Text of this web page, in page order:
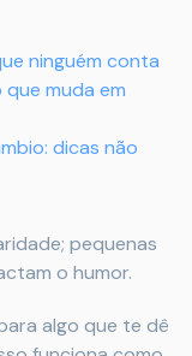
ninguém conta
muda em
dicas não
pequenas
o humor.
algo que te dê